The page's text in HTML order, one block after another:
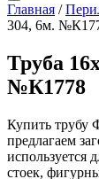
Главная /
304, 6м.
Труба
№К1778
Купить трубу
предлагаем
используется
стоек,